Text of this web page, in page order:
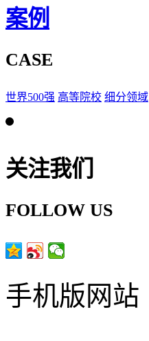
案例
CASE
世界500强 高等院校 细分领域
关注我们
FOLLOW US
手机版网站